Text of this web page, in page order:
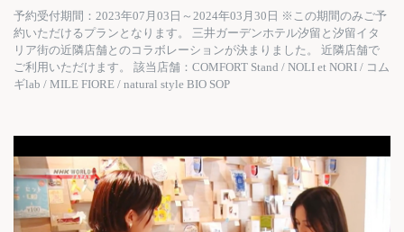
予約受付期間：2023年07月03日～2024年03月30日 ※この期間のみご予
約いただけるプランとなります。 三井ガーデンホテル汐留と汐留イタ
リア街の近隣店舗とのコラボレーションが決まりました。 近隣店舗で
ご利用いただけます。 該当店舗：COMFORT Stand / NOLI et NORI / コム
ギlab / MILE FIORE / natural style BIO SOP